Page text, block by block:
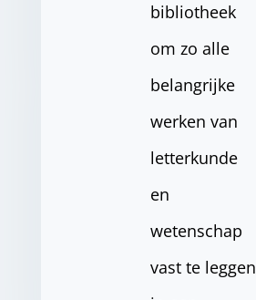
bibliotheek
om zo alle
belangrijke
werken van
letterkunde
en
wetenschap
vast te leggen